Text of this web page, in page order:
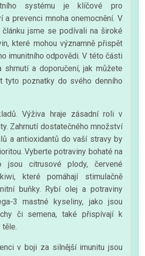
systému je klíčové pro
a prevenci mnoha onemocnění. V
článku jsme se podívali na široké
které mohou významně přispět
imunitního odpovědi. V této části
shrnutí a doporučení, jak můžete
tyto poznatky do svého denního
Výživa hraje zásadní roli v
Zahrnutí dostatečného množství
a antioxidantů do vaší stravy by
Vyberte potraviny bohaté na
jsou citrusové plody, červené
které pomáhají stimulačně
buňky. Rybí olej a potraviny
3 mastné kyseliny, jako jsou
či semena, také přispívají k
těle.
v boji za silnější imunitu jsou